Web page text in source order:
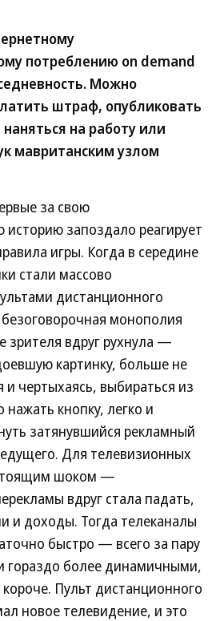
потреблению on demand
Можно
штраф, опубликовать
на работу или
мавританским узлом
за свою
запоздало реагирует
игры. Когда в середине
стали массово
дистанционного
монополия
зрителя вдруг рухнула —
картинку, больше не
чертыхаясь, выбираться из
нажать кнопку, легко и
затянувшийся рекламный
Для телевизионных
шоком —
вдруг стала падать,
и доходы. Тогда телеканалы
быстро — всего за пару
гораздо более динамичными,
Пульт дистанционного
новое телевидение, и это